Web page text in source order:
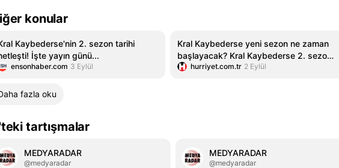
konular
Kaybederse'nin 2. sezon tarihi
İşte yayın günü...
ensonhaber.com 3 Eylül
Kral Kaybederse yeni sezon ne zaman
başlayacak? Kral Kaybederse 2. sezon
tarihi belli oldu mu? Kenan Baran geri
hurriyet.com.tr 2 Eylül
fazla oku
tartışmalar
MEDYARADAR
@medyaradar
MEDYARADAR
@medyaradar